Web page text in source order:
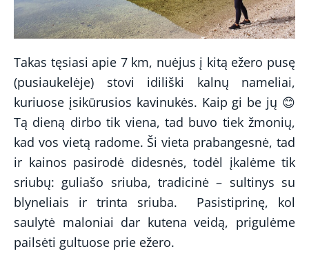
Takas tęsiasi apie 7 km, nuėjus į kitą ežero pusę
(pusiaukelėje) stovi idiliški kalnų nameliai,
kuriuose įsikūrusios kavinukės. Kaip gi be jų 😊
Tą dieną dirbo tik viena, tad buvo tiek žmonių,
kad vos vietą radome. Ši vieta prabangesnė, tad
ir kainos pasirodė didesnės, todėl įkalėme tik
sriubų: guliašo sriuba, tradicinė – sultinys su
blyneliais ir trinta sriuba. Pasistiprinę, kol
saulytė maloniai dar kutena veidą, prigulėme
pailsėti gultuose prie ežero.